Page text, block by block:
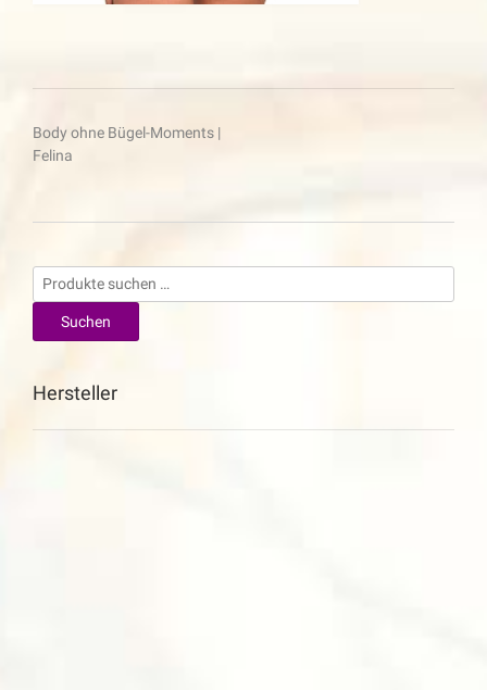
Beitragsnavigation
Body ohne Bügel-Moments |
Felina
Suchen
nach:
Suchen
Hersteller